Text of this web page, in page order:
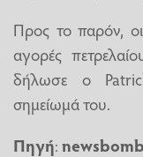
Προς το παρόν, οι
αγορές
δήλωσε ο
σημείωμά του.
Πηγή: